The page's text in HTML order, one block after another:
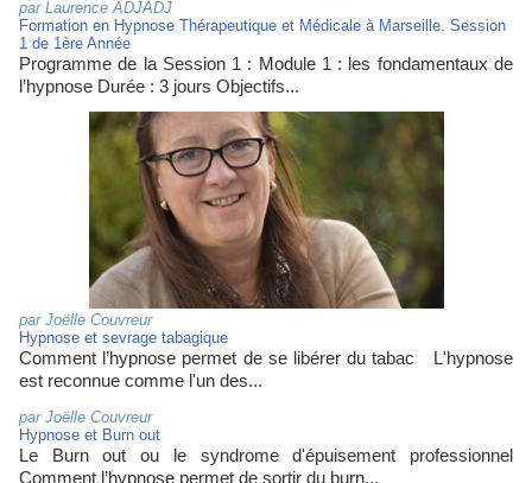
par Laurence ADJADJ
Formation en Hypnose Thérapeutique et Médicale à Marseille. Session
1 de 1ère Année
Programme de la Session 1 : Module 1 : les fondamentaux de
l’hypnose Durée : 3 jours Objectifs...
par Joëlle Couvreur
Hypnose et sevrage tabagique
Comment l’hypnose permet de se libérer du tabac L'hypnose
est reconnue comme l'un des...
par Joëlle Couvreur
Hypnose et Burn out
Le Burn out ou le syndrome d'épuisement professionnel
Comment l’hypnose permet de sortir du burn...